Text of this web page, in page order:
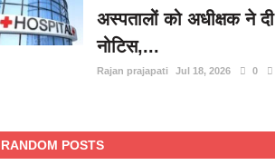
अस्पतालों को अधीक्षक ने दी
नोटिस,...
Rajan prajapati Jul 18, 2026 0
RANDOM POSTS